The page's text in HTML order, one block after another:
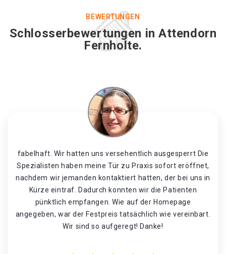
BEWERTUNGEN
Schlosserbewertungen in Attendorn
Fernholte.
fabelhaft. Wir hatten uns versehentlich ausgesperrt Die
Spezialisten haben meine Tür zu Praxis sofort eröffnet,
nachdem wir jemanden kontaktiert hatten, der bei uns in
Kürze eintraf. Dadurch konnten wir die Patienten
pünktlich empfangen. Wie auf der Homepage
angegeben, war der Festpreis tatsächlich wie vereinbart.
Wir sind so aufgeregt! Danke!